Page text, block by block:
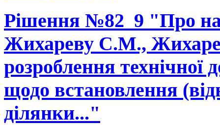
Рішення №82_9 "Про
Жихареву С.М.,
розроблення технічної
щодо встановлення
ділянки..."